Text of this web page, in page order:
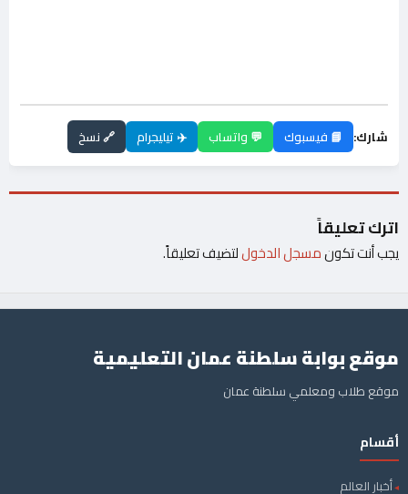
شارك: 📘 فيسبوك 💬 واتساب ✈️ تيليجرام 🔗 نسخ
اترك تعليقاً
يجب أنت تكونمسجل الدخوللتضيف تعليقاً.
موقع بوابة سلطنة عمان التعليمية
موقع طلاب ومعلمي سلطنة عمان
أقسام
أخبار العالم